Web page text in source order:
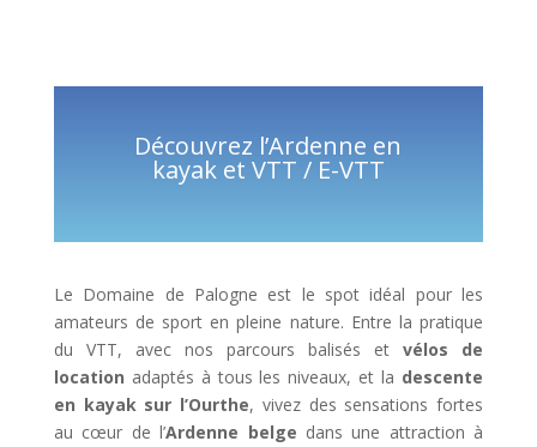
Découvrez l’Ardenne en
kayak et VTT / E-VTT
Le Domaine de Palogne est le spot idéal pour les
amateurs de sport en pleine nature. Entre la pratique
du VTT, avec nos parcours balisés etvélos de
location adaptés à tous les niveaux, et la descente
en kayak sur l’Ourthe, vivez des sensations fortes
au cœur de l’Ardenne belge dans une attraction à